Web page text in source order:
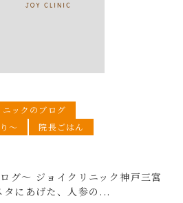
ックのブログ
〜
院長ごはん
グ～ ジョイクリニック神戸三宮
にあげた、人参の...